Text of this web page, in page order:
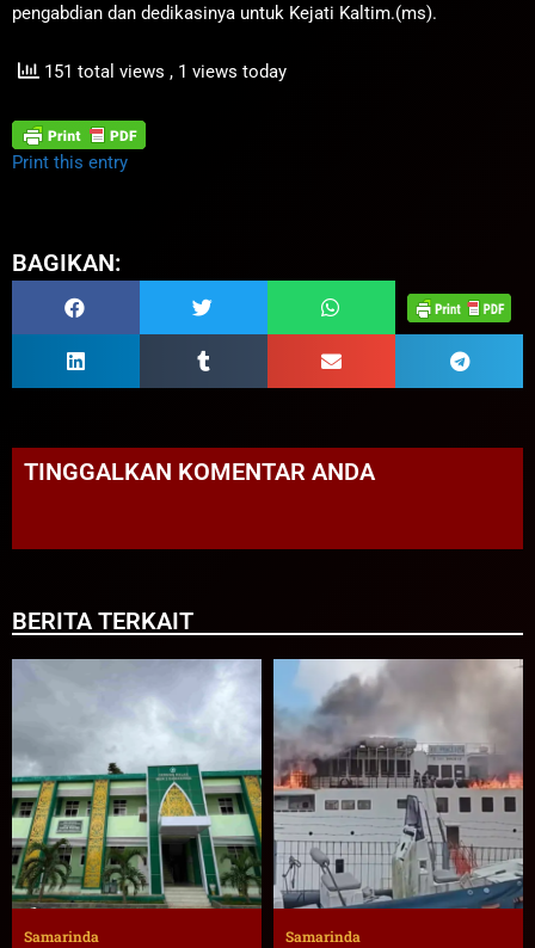
pengabdian dan dedikasinya untuk Kejati Kaltim.(ms).
151 total views , 1 views today
Print this entry
BAGIKAN:
TINGGALKAN KOMENTAR ANDA
BERITA TERKAIT
Samarinda Samarinda